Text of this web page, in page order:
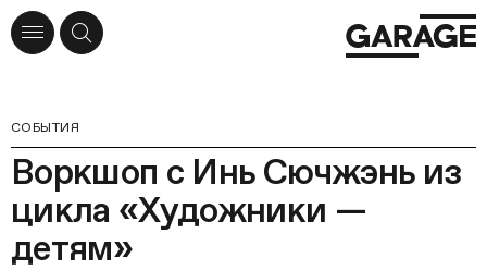
СОБЫТИЯ
Воркшоп с Инь Сючжэнь из
цикла «Художники —
детям»